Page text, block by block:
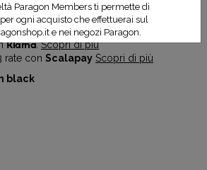
Klarna.Scopri di più
rate con Scalapay Scopri di più
black
Paragon Members ti permette di
ogni acquisto che effettuerai sul
e nei negozi Paragon.